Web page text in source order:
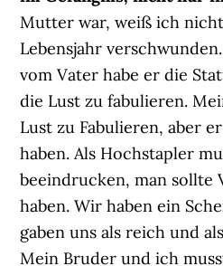
Mutter war, weiß ich
Lebensjahr
vom Vater habe er die
die Lust zu fabulieren.
Lust zu Fabulieren, aber
haben. Als Hochstapler
beeindrucken, man sollte
haben. Wir haben ein
gaben uns als reich und
Mein Bruder und ich